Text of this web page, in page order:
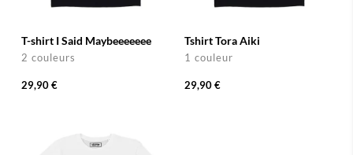
T-shirt I Said Maybeeeeeee
2 couleurs
29,90 €
Tshirt Tora Aiki
1 couleur
29,90 €